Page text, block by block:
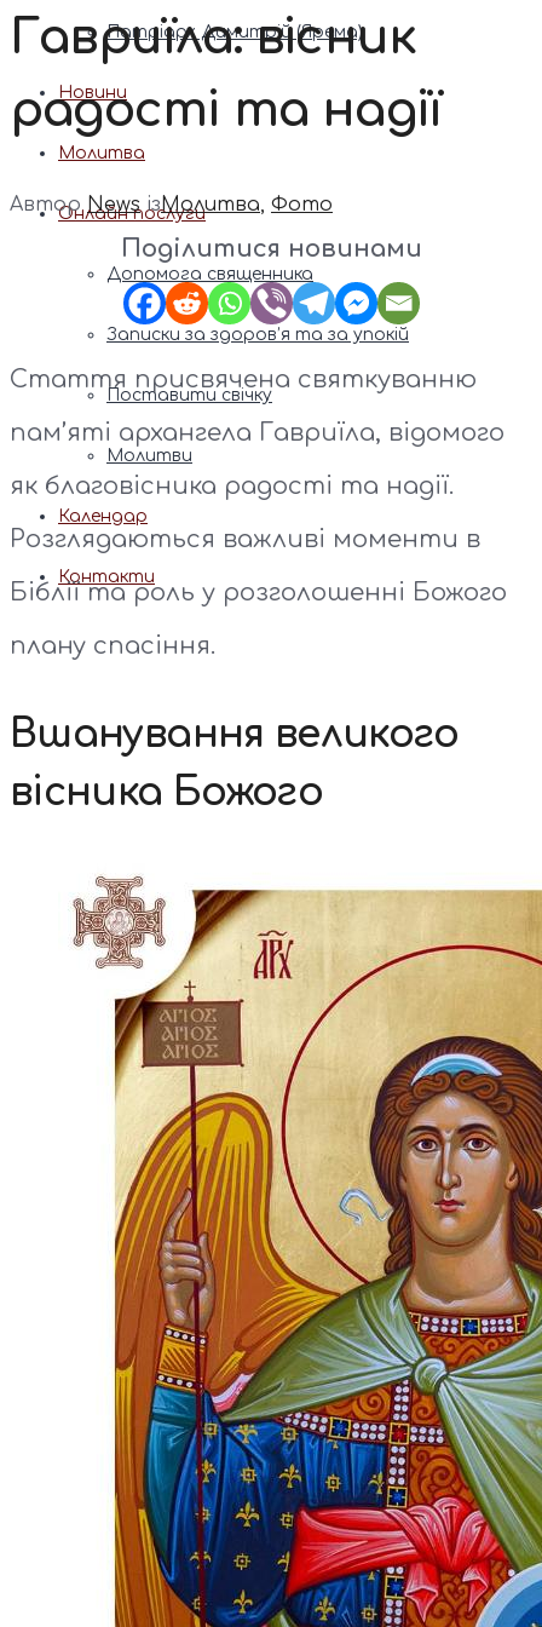
Патріарх Димитрій (Ярема)
Новини
Молитва
Онлайн послуги
Допомога священника
Записки за здоров’я та за упокій
Поставити свічку
Молитви
Календар
Контакти
Гавриїла: вісник
радості та надії
Автор News ізМолитва, Фото
Поділитися новинами
Стаття присвячена святкуванню
пам’яті архангела Гавриїла, відомого
як благовісника радості та надії.
Розглядаються важливі моменти в
Біблії та роль у розголошенні Божого
плану спасіння.
Вшанування великого
вісника Божого